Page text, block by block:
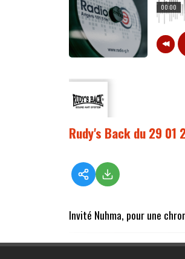
00:00
Rudy's Back du 29 01
Invité Nuhma, pour une